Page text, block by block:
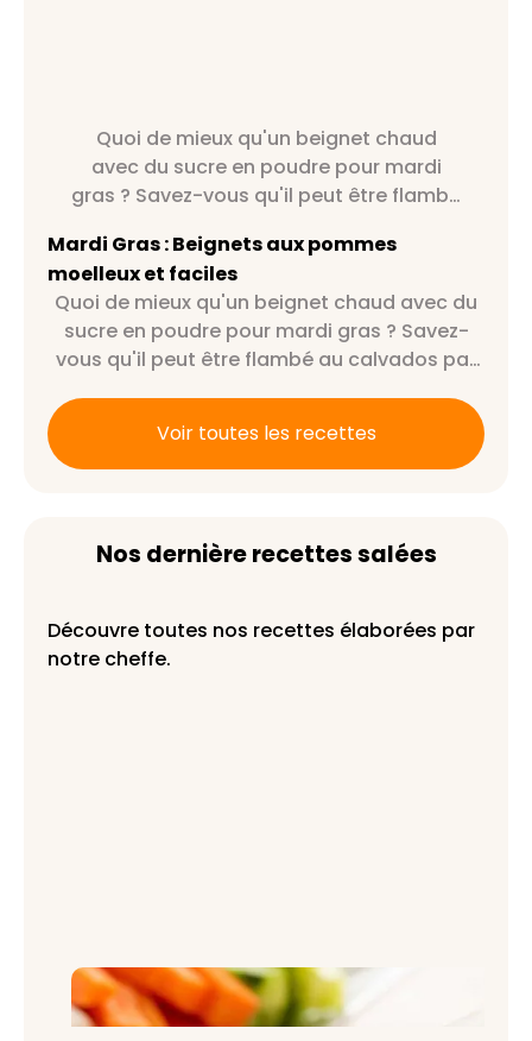
Quoi de mieux qu'un beignet chaud
avec du sucre en poudre pour mardi
gras ? Savez-vous qu'il peut être flambé
Mardi Gras : Beignets aux pommes
moelleux et faciles
Quoi de mieux qu'un beignet chaud avec du
sucre en poudre pour mardi gras ? Savez-
vous qu'il peut être flambé au calvados par
Voir toutes les recettes
Nos dernière recettes salées
Découvre toutes nos recettes élaborées par
notre cheffe.
Mayonnaise maison onctueuse : la
recette inratable